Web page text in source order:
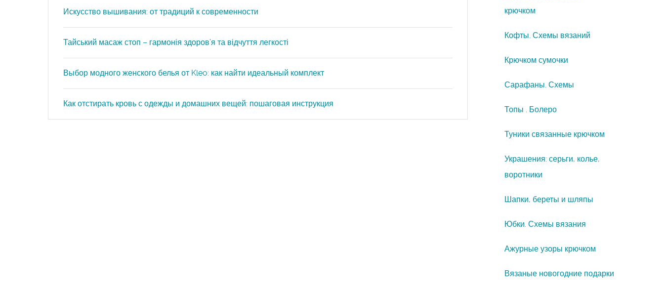
Искусство вышивания: от традиций к современности
Тайський масаж стоп – гармонія здоров’я та відчуття легкості
Выбор модного женского белья от Kleo: как найти идеальный комплект
Как отстирать кровь с одежды и домашних вещей: пошаговая инструкция
крючком
Кофты. Схемы вязаний
Крючком сумочки
Сарафаны. Схемы
Топы . Болеро
Туники связанные крючком
Украшения: серьги, колье,
воротники
Шапки, береты и шляпы
Юбки. Схемы вязания
Ажурные узоры крючком
Вязаные новогодние подарки